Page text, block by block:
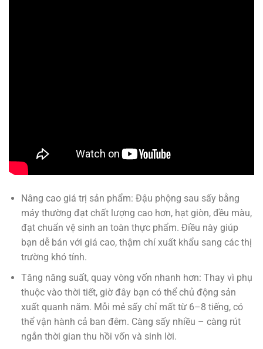
Nâng cao giá trị sản phẩm: Đậu phộng sau sấy bằng
máy thường đạt chất lượng cao hơn, hạt giòn, đều màu,
đạt chuẩn vệ sinh an toàn thực phẩm. Điều này giúp
bạn dễ bán với giá cao, thậm chí xuất khẩu sang các thị
trường khó tính.
Tăng năng suất, quay vòng vốn nhanh hơn: Thay vì phụ
thuộc vào thời tiết, giờ đây bạn có thể chủ động sản
xuất quanh năm. Mỗi mẻ sấy chỉ mất từ 6–8 tiếng, có
thể vận hành cả ban đêm. Càng sấy nhiều – càng rút
ngắn thời gian thu hồi vốn và sinh lời.